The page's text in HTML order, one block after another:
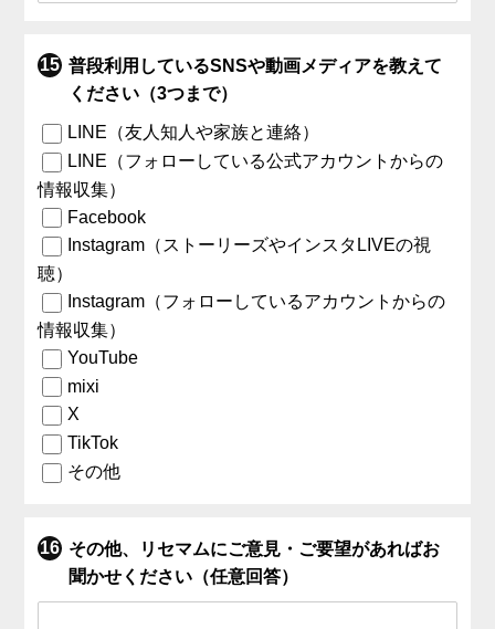
普段利用しているSNSや動画メディアを教えて
ください（3つまで）
LINE（友人知人や家族と連絡）
LINE（フォローしている公式アカウントからの
情報収集）
Facebook
Instagram（ストーリーズやインスタLIVEの視
聴）
Instagram（フォローしているアカウントからの
情報収集）
YouTube
mixi
X
TikTok
その他
その他、リセマムにご意見・ご要望があればお
聞かせください（任意回答）